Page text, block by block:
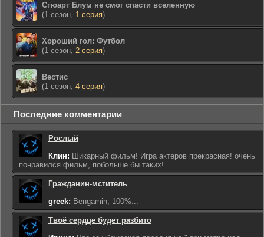
Стюарт Блум не смог спасти вселенную
(1 сезон, 1 серия)
Хороший гол: Футбол
(1 сезон, 2 серия)
Вестис
(1 сезон, 4 серия)
Последние комментарии
Рослый
Клин: Шикарный фильм! Игра актеров прекрасная! очень
понравился фильм, побольше бы таких!...
Гражданин-мститель
greek: Bengamin, 100%...
Твоё сердце будет разбито